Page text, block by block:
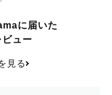
に届いた
ュー
見る